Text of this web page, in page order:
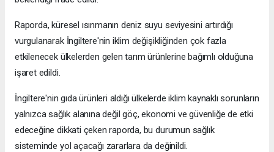
Raporda, küresel ısınmanın deniz suyu seviyesini artırdığı
vurgulanarak İngiltere'nin iklim değişikliğinden çok fazla
etkilenecek ülkelerden gelen tarım ürünlerine bağımlı olduğuna
işaret edildi.
İngiltere'nin gıda ürünleri aldığı ülkelerde iklim kaynaklı sorunların
yalnızca sağlık alanına değil göç, ekonomi ve güvenliğe de etki
edeceğine dikkati çeken raporda, bu durumun sağlık
sisteminde yol açacağı zararlara da değinildi.